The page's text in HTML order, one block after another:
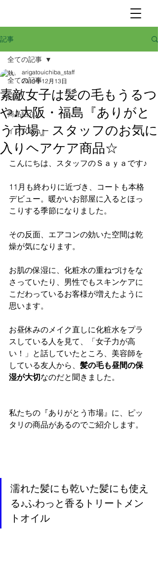
記事
全ての記事
日記
商品紹介
インタビュー
全ての記事
素敵女子は髪の毛もうるつ
や♪大阪・福島『ありがと
う市場』スタッフのお気に
入りヘアケア商品☆
arigatouichiba_staff
2019年12月13日
こんにちは、スタッフのＳａｙａです♪
11月も終わりに近づき、コートも本格
デビュー。暖かいお部屋に入るとほっ
こりする季節になりました。
その反面、エアコンの効いた空間は乾
燥が気になります。
お肌の保湿に、化粧水の重ねづけをな
さっていたり、男性でもスキンケアに
こだわっているお客様が増えたように
思います。
お昼休みのメイク直しに化粧水をプラ
スしている人を見て、「女子力が高
い！」と話していたところ、美容師を
している友人から、 髪の毛も昼間の保
湿が大切なのだと聞きました。
私たちの『ありがとう市場』に、ピッ
タリの商品があるのでご紹介します。
濡れた髪にも乾いた髪にも使え
る♪ふわっと香るトリートメン
トオイル